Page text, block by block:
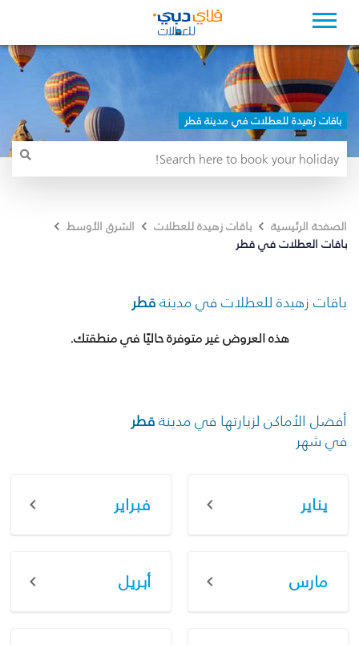
باقات زهيدة للعطلات في مدينة قطر
الصفحة الرئيسية باقات زهيدة للعطلات
الشرق الأوسط
باقات العطلات في قطر
باقات زهيدة للعطلات في مدينةقطر
هذه العروض غير متوفرة حاليًا في منطقتك.
أفضل الأماكن لزيارتها في مدينةقطر
في شهر
يناير فبراير
مارس أبريل